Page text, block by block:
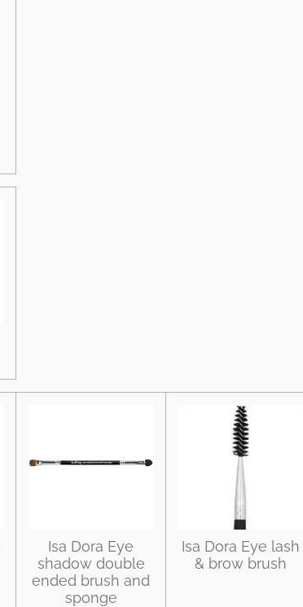
Isa Dora Eye
shadow double
ended brush and
sponge
Isa Dora Eye lash
& brow brush